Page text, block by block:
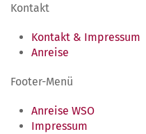
Kontakt
Kontakt & Impressum
Anreise
Footer-Menü
Anreise WSO
Impressum